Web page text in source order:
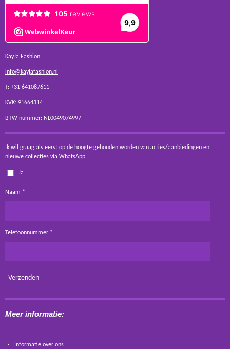
KayJa Fashion
info@kayjafashion.nl
T: +31 641087611
KVK: 91664314
BTW nummer: NL0049074997
Ik wil graag als eerst op de hoogte gehouden worden van acties/aanbiedingen en
nieuwe collecties via WhatsApp
Ja
Naam *
Telefoonnummer *
Verzenden
Meer informatie:
Informatie over ons